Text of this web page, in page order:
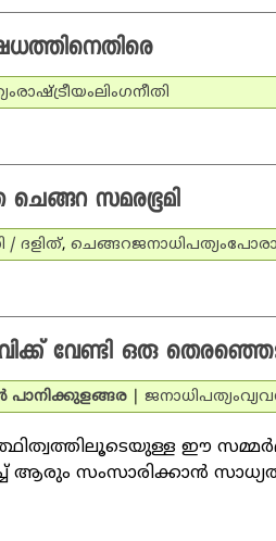
രാഷ്ട്രീയംലിംഗനീതി
ചെങ്ങറ സമരഭൂമി
/ ദളിത്‌, ചെങ്ങറജനാധിപത്യം
വേണ്ടി ഒരു
ജനാധിപത്യം
ഈ
ആരും സംസാരിക്കാന്‍